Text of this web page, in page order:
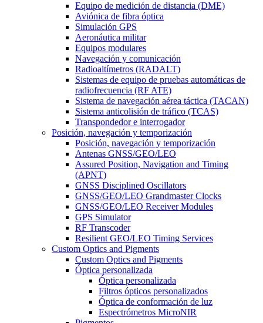
Equipo de medición de distancia (DME)
Aviónica de fibra óptica
Simulación GPS
Aeronáutica militar
Equipos modulares
Navegación y comunicación
Radioaltímetros (RADALT)
Sistemas de equipo de pruebas automáticas de
radiofrecuencia (RF ATE)
Sistema de navegación aérea táctica (TACAN)
Sistema anticolisión de tráfico (TCAS)
Transpondedor e interrogador
Posición, navegación y temporización
Posición, navegación y temporización
Antenas GNSS/GEO/LEO
Assured Position, Navigation and Timing
(APNT)
GNSS Disciplined Oscillators
GNSS/GEO/LEO Grandmaster Clocks
GNSS/GEO/LEO Receiver Modules
GPS Simulator
RF Transcoder
Resilient GEO/LEO Timing Services
Custom Optics and Pigments
Custom Optics and Pigments
Óptica personalizada
Óptica personalizada
Filtros ópticos personalizados
Óptica de conformación de luz
Espectrómetros MicroNIR